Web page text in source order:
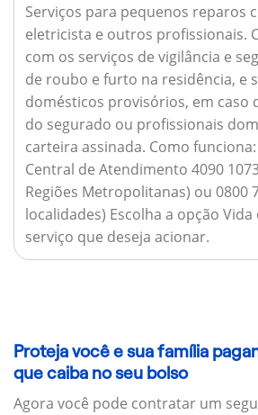
Serviços para pequenos reparos
eletricista e outros profissionais.
com os serviços de vigilância e
de roubo e furto na residência, e
domésticos provisórios, em caso
do segurado ou profissionais
carteira assinada. Como funciona:
Central de Atendimento 4090
Regiões Metropolitanas) ou 0800
localidades) Escolha a opção
serviço que deseja acionar.
Proteja você e sua família
que caiba no seu bolso
Agora você pode contratar um